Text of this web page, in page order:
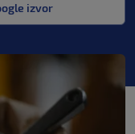
izvor